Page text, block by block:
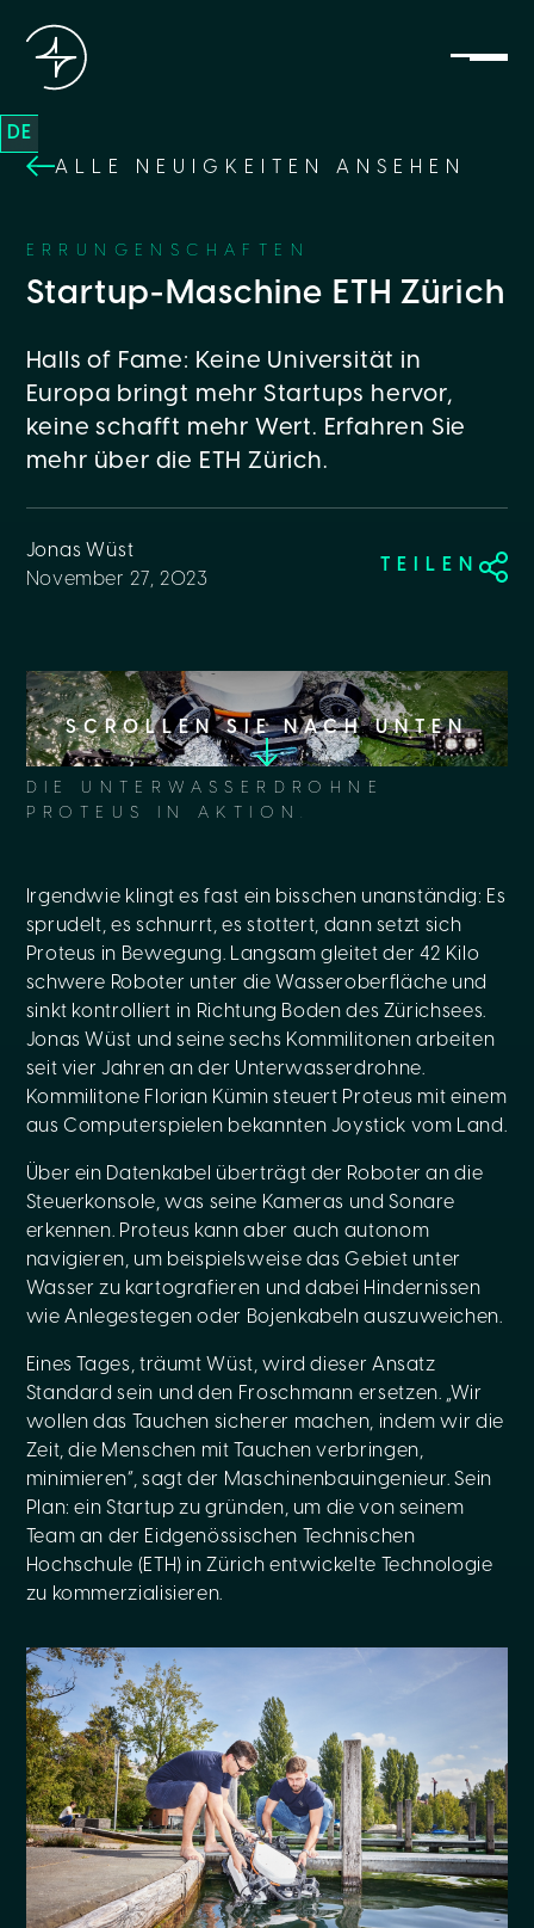
DE
ALLE NEUIGKEITEN ANSEHEN
ERRUNGENSCHAFTEN
Startup-Maschine ETH Zürich
Halls of Fame: Keine Universität in
Europa bringt mehr Startups hervor,
keine schafft mehr Wert. Erfahren Sie
mehr über die ETH Zürich.
Jonas Wüst
November 27, 2023
TEILEN
SCROLLEN SIE NACH UNTEN
DIE UNTERWASSERDROHNE
PROTEUS IN AKTION.
Irgendwie klingt es fast ein bisschen unanständig: Es
sprudelt, es schnurrt, es stottert, dann setzt sich
Proteus in Bewegung. Langsam gleitet der 42 Kilo
schwere Roboter unter die Wasseroberfläche und
sinkt kontrolliert in Richtung Boden des Zürichsees.
Jonas Wüst und seine sechs Kommilitonen arbeiten
seit vier Jahren an der Unterwasserdrohne.
Kommilitone Florian Kümin steuert Proteus mit einem
aus Computerspielen bekannten Joystick vom Land.
Über ein Datenkabel überträgt der Roboter an die
Steuerkonsole, was seine Kameras und Sonare
erkennen. Proteus kann aber auch autonom
navigieren, um beispielsweise das Gebiet unter
Wasser zu kartografieren und dabei Hindernissen
wie Anlegestegen oder Bojenkabeln auszuweichen.
Eines Tages, träumt Wüst, wird dieser Ansatz
Standard sein und den Froschmann ersetzen. „Wir
wollen das Tauchen sicherer machen, indem wir die
Zeit, die Menschen mit Tauchen verbringen,
minimieren“, sagt der Maschinenbauingenieur. Sein
Plan: ein Startup zu gründen, um die von seinem
Team an der Eidgenössischen Technischen
Hochschule (ETH) in Zürich entwickelte Technologie
zu kommerzialisieren.